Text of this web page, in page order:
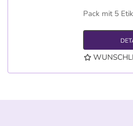
Pack mit 5